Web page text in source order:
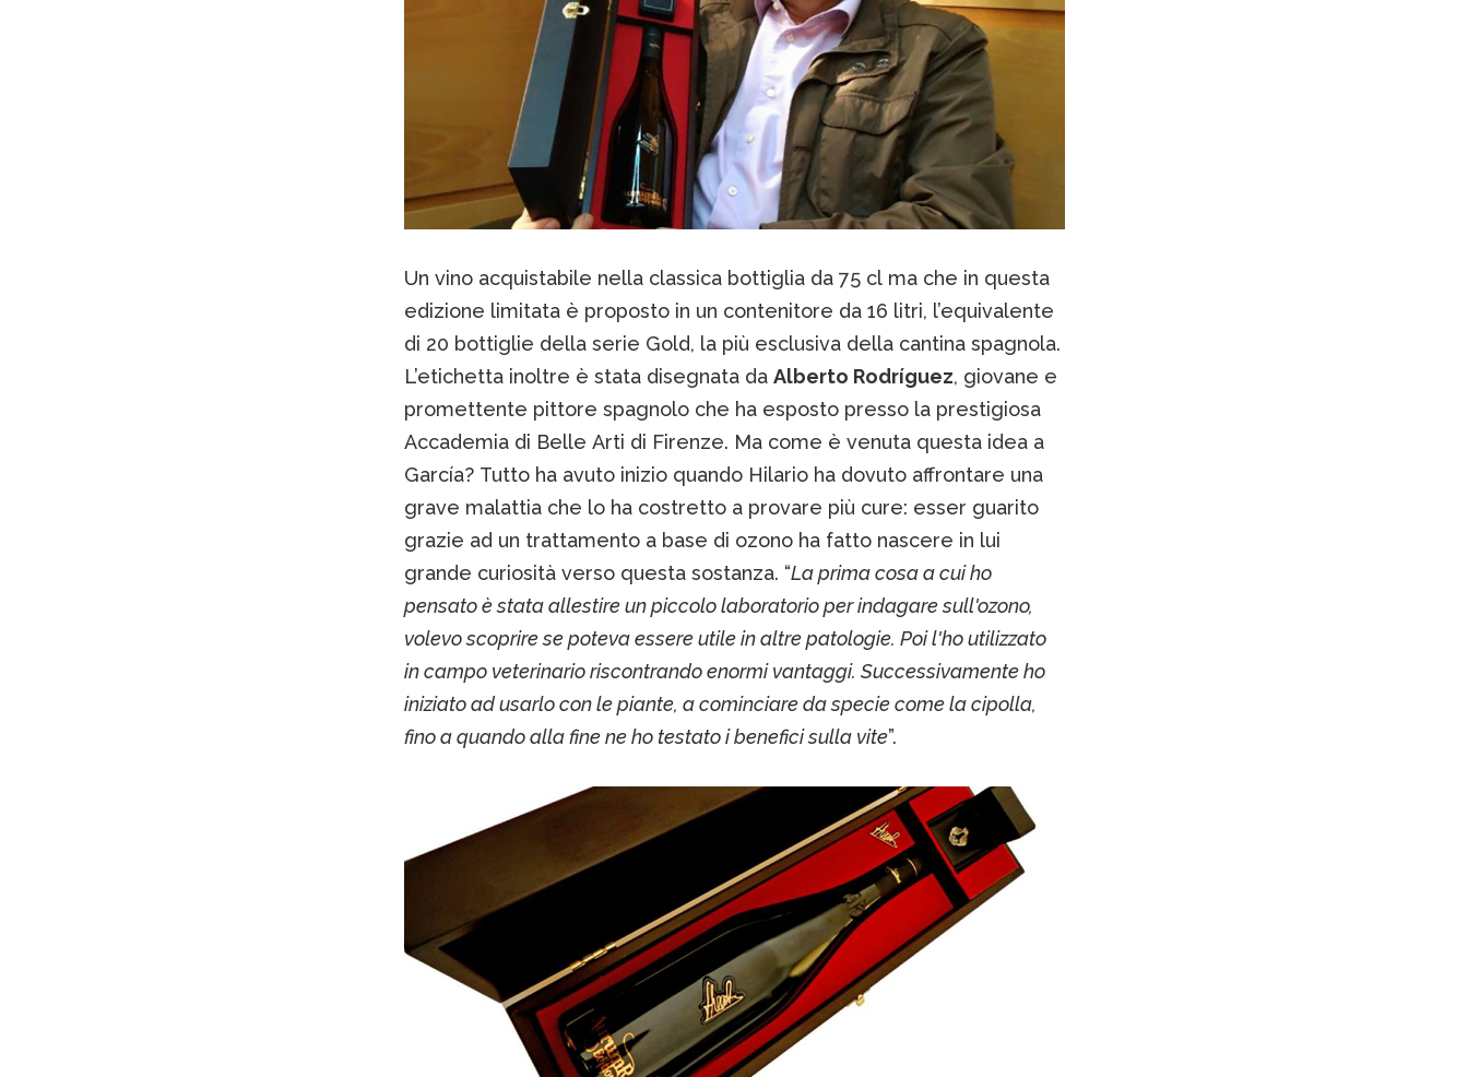
Un vino acquistabile nella classica bottiglia da 75 cl ma che in questa
edizione limitata è proposto in un contenitore da 16 litri, l’equivalente
di 20 bottiglie della serie Gold, la più esclusiva della cantina spagnola.
L’etichetta inoltre è stata disegnata da Alberto Rodríguez, giovane e
promettente pittore spagnolo che ha esposto presso la prestigiosa
Accademia di Belle Arti di Firenze. Ma come è venuta questa idea a
García? Tutto ha avuto inizio quando Hilario ha dovuto affrontare una
grave malattia che lo ha costretto a provare più cure: esser guarito
grazie ad un trattamento a base di ozono ha fatto nascere in lui
grande curiosità verso questa sostanza. “La prima cosa a cui ho
pensato è stata allestire un piccolo laboratorio per indagare sull'ozono,
volevo scoprire se poteva essere utile in altre patologie. Poi l'ho utilizzato
in campo veterinario riscontrando enormi vantaggi. Successivamente ho
iniziato ad usarlo con le piante, a cominciare da specie come la cipolla,
fino a quando alla fine ne ho testato i benefici sulla vite”.